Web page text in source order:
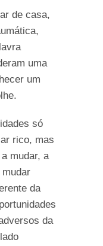
de casa,
uma
um
só
rico, mas
mudar, a
da
da